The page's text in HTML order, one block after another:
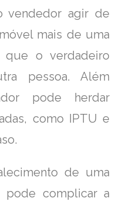
vendedor agir de
mais de uma
o verdadeiro
pessoa. Além
pode herdar
como IPTU e
de uma
complicar a